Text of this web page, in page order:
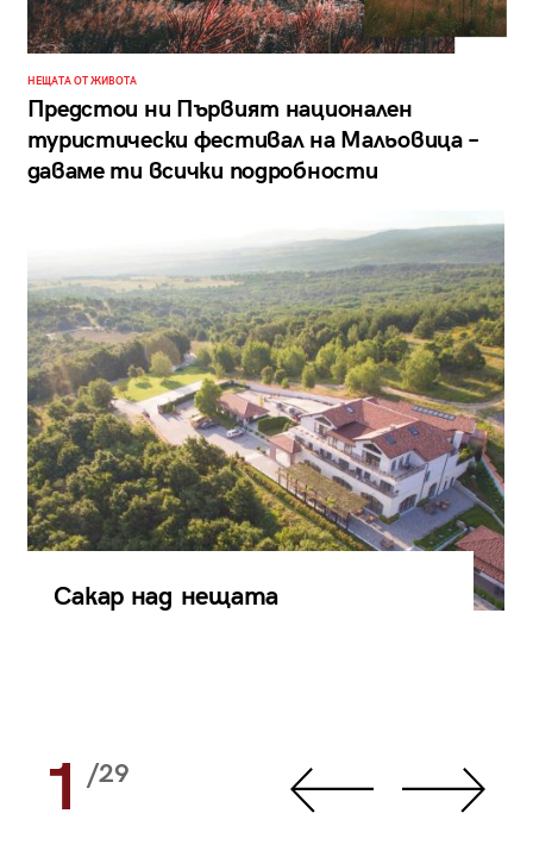
НЕЩАТА ОТ ЖИВОТА
Предстои ни Първият национален
туристически фестивал на Мальовица –
даваме ти всички подробности
Сакар над нещата
1 /29